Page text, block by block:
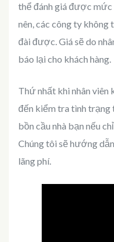
thể đánh giá được
nên, các công ty
đài được. Giá sẽ do
báo lại cho khách hàng.
Thứ nhất khi nhân viên
đến kiểm tra tình trạng
bồn cầu nhà bạn nếu
Chúng tôi sẽ hướng
lãng phí.